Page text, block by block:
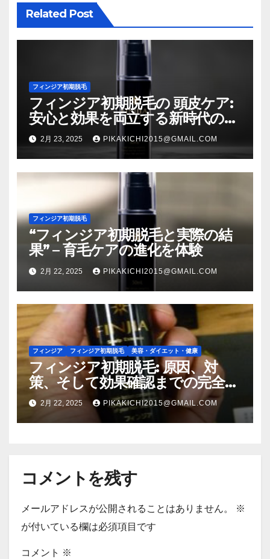
ン
Related Post
フィンジア初期脱毛
フィンジア初期脱毛の 頭皮ケア:
安心と効果を両立する新時代のケ
ア方法
2月 23, 2025 PIKAKICHI2015@GMAIL.COM
フィンジア初期脱毛
“フィンジア初期脱毛と実際の結
果” – 育毛ケアの進化を体験
2月 22, 2025 PIKAKICHI2015@GMAIL.COM
フィンジア フィンジア初期脱毛 美容・ダイエット・健康
フィンジア初期脱毛: 原因、対
策、そして効果確認までの完全ガ
イド
2月 22, 2025 PIKAKICHI2015@GMAIL.COM
コメントを残す
メールアドレスが公開されることはありません。
※
が付いている欄は必須項目です
コメント ※